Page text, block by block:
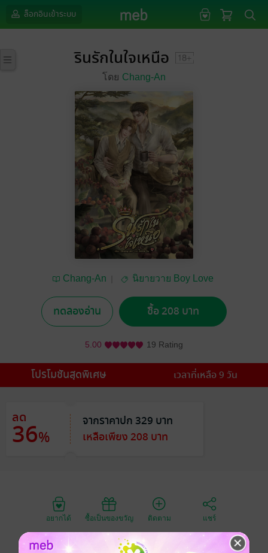
ล็อกอินเข้าระบบ
รินรักในใจเหนือ
โดย Chang-An
Chang-An
นิยายวาย Boy Love
ทดลองอ่าน ซื้อ 208 บาท
5.00 19 Rating
โปรโมชันสุดพิเศษ เวลาที่เหลือ 9 วัน
ลด
36%
จากราคาปก 329 บาท
เหลือเพียง 208 บาท
อยากได้ ซื้อเป็นของขวัญ ติดตาม แชร์